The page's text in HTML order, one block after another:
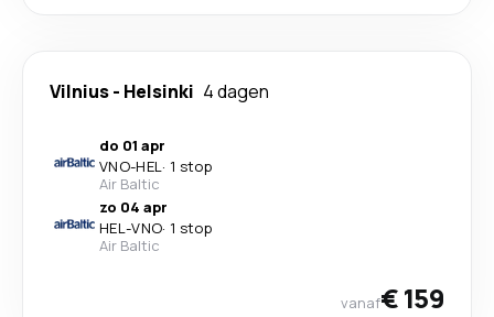
Vilnius- Helsinki 4 dagen
do 01 apr
VNO-HEL· 1 stop
Air Baltic
zo 04 apr
HEL-VNO· 1 stop
Air Baltic
vanaf€ 159